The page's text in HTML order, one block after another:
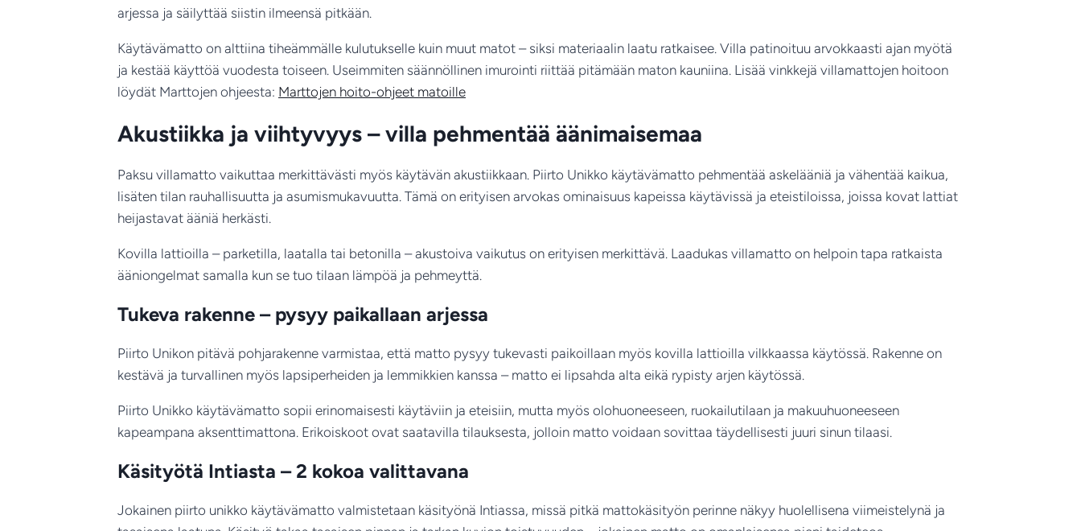
arjessa ja säilyttää siistin ilmeensä pitkään.
Käytävämatto on alttiina tiheämmälle kulutukselle kuin muut matot – siksi materiaalin laatu ratkaisee. Villa patinoituu arvokkaasti ajan myötä
ja kestää käyttöä vuodesta toiseen. Useimmiten säännöllinen imurointi riittää pitämään maton kauniina. Lisää vinkkejä villamattojen hoitoon
löydät Marttojen ohjeesta: Marttojen hoito-ohjeet matoille
Akustiikka ja viihtyvyys – villa pehmentää äänimaisemaa
Paksu villamatto vaikuttaa merkittävästi myös käytävän akustiikkaan. Piirto Unikko käytävämatto pehmentää askelääniä ja vähentää kaikua,
lisäten tilan rauhallisuutta ja asumismukavuutta. Tämä on erityisen arvokas ominaisuus kapeissa käytävissä ja eteistiloissa, joissa kovat lattiat
heijastavat ääniä herkästi.
Kovilla lattioilla – parketilla, laatalla tai betonilla – akustoiva vaikutus on erityisen merkittävä. Laadukas villamatto on helpoin tapa ratkaista
ääniongelmat samalla kun se tuo tilaan lämpöä ja pehmeyttä.
Tukeva rakenne – pysyy paikallaan arjessa
Piirto Unikon pitävä pohjarakenne varmistaa, että matto pysyy tukevasti paikoillaan myös kovilla lattioilla vilkkaassa käytössä. Rakenne on
kestävä ja turvallinen myös lapsiperheiden ja lemmikkien kanssa – matto ei lipsahda alta eikä rypisty arjen käytössä.
Piirto Unikko käytävämatto sopii erinomaisesti käytäviin ja eteisiin, mutta myös olohuoneeseen, ruokailutilaan ja makuuhuoneeseen
kapeampana aksenttimattona. Erikoiskoot ovat saatavilla tilauksesta, jolloin matto voidaan sovittaa täydellisesti juuri sinun tilaasi.
Käsityötä Intiasta – 2 kokoa valittavana
Jokainen piirto unikko käytävämatto valmistetaan käsityönä Intiassa, missä pitkä mattokäsityön perinne näkyy huolellisena viimeistelynä ja